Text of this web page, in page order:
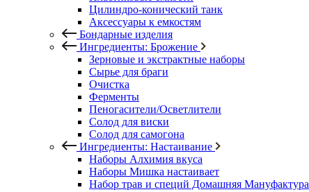
Цилиндро-конический танк
Аксессуары к емкостям
Бондарные изделия
Ингредиенты: Брожение
Зерновые и экстрактные наборы
Сырье для браги
Очистка
Ферменты
Пеногасители/Осветлители
Солод для виски
Солод для самогона
Ингредиенты: Настаивание
Наборы Алхимия вкуса
Наборы Мишка настаивает
Набор трав и специй Домашняя Мануфактура